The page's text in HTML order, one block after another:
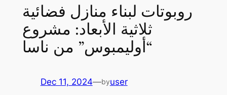
روبوتات لبناء منازل فضائية
ثلاثية الأبعاد: مشروع
“أوليمبوس” من ناسا
Dec 11, 2024—byuser